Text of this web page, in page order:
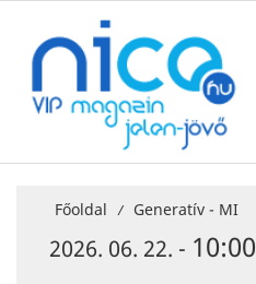
Főoldal / Generatív - MI
2026. 06. 22. - 10:00